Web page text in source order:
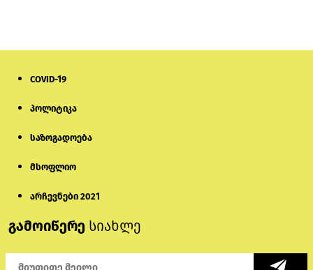
არასრულწლოვნებისთვის
COVID-19
პოლიტიკა
საზოგადოება
მსოფლიო
არჩევნები 2021
გამოიწერე სიახლე